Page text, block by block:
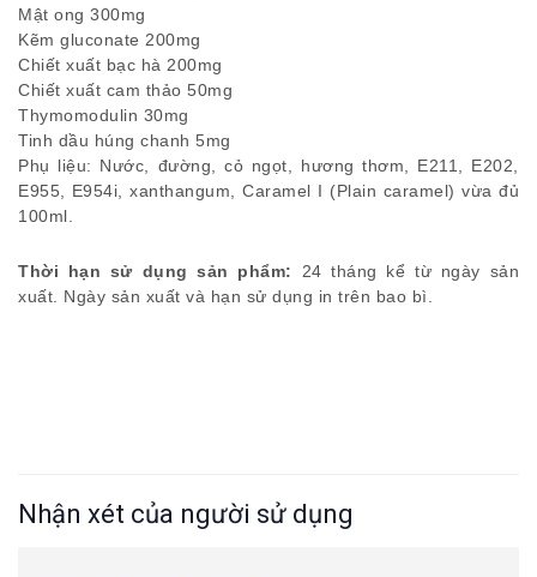
Mật ong 300mg
Kẽm gluconate 200mg
Chiết xuất bạc hà 200mg
Chiết xuất cam thảo 50mg
Thymomodulin 30mg
Tinh dầu húng chanh 5mg
Phụ liệu: Nước, đường, cỏ ngọt, hương thơm, E211, E202,
E955, E954i, xanthangum, Caramel I (Plain caramel) vừa đủ
100ml.
Thời hạn sử dụng sản phẩm:
24 tháng kể từ ngày sản
xuất. Ngày sản xuất và hạn sử dụng in trên bao bì.
Nhận xét của người sử dụng